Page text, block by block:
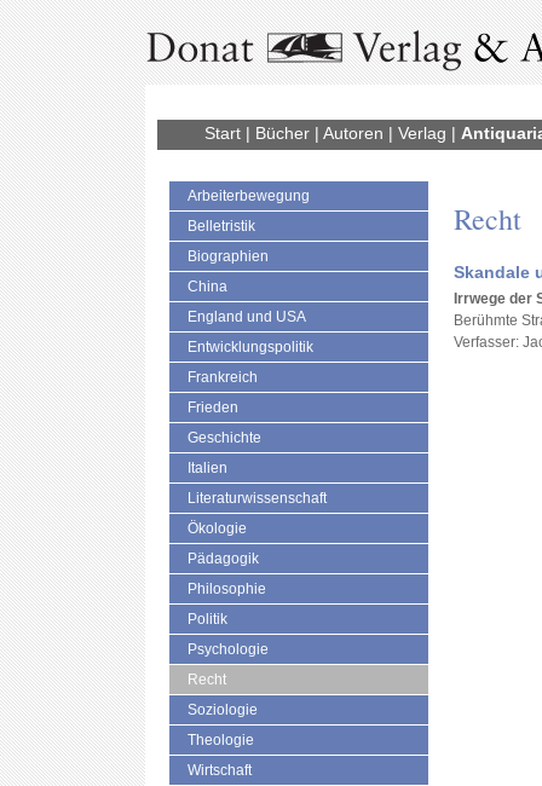
Start | Bücher | Autoren | Verlag |
Arbeiterbewegung
Belletristik
Biographien
China
England und USA
Entwicklungspolitik
Frankreich
Frieden
Geschichte
Italien
Literaturwissenschaft
Ökologie
Pädagogik
Philosophie
Politik
Psychologie
Recht
Soziologie
Theologie
Wirtschaft
Recht
Skandale
Irrwege der
Berühmte
Verfasser: